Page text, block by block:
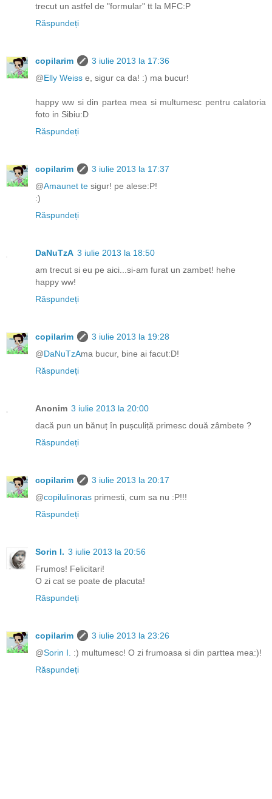
trecut un astfel de "formular" tt la MFC:P
Răspundeți
copilarim
3 iulie 2013 la 17:36
@Elly Weiss e, sigur ca da! :) ma bucur!
happy ww si din partea mea si multumesc pentru calatoria
foto in Sibiu:D
Răspundeți
copilarim
3 iulie 2013 la 17:37
@Amaunet te sigur! pe alese:P!
:)
Răspundeți
DaNuTzA 3 iulie 2013 la 18:50
am trecut si eu pe aici...si-am furat un zambet! hehe
happy ww!
Răspundeți
copilarim
3 iulie 2013 la 19:28
@DaNuTzAma bucur, bine ai facut:D!
Răspundeți
Anonim 3 iulie 2013 la 20:00
dacă pun un bănuț în pușculiță primesc două zâmbete ?
Răspundeți
copilarim
3 iulie 2013 la 20:17
@copilulinoras primesti, cum sa nu :P!!!
Răspundeți
Sorin I. 3 iulie 2013 la 20:56
Frumos! Felicitari!
O zi cat se poate de placuta!
Răspundeți
copilarim
3 iulie 2013 la 23:26
@Sorin I.
:) multumesc! O zi frumoasa si din parttea mea:)!
Răspundeți